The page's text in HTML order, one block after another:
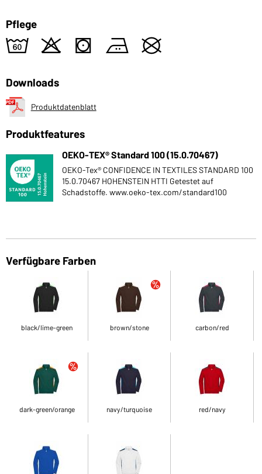
Pflege
4 o s b U
Downloads
Produktdatenblatt
Produktfeatures
OEKO-TEX® Standard 100 (15.0.70467)
OEKO-Tex® CONFIDENCE IN TEXTILES STANDARD 100
15.0.70467 HOHENSTEIN HTTI Getestet auf
Schadstoffe. www.oeko-tex.com/standard100
Verfügbare Farben
black/lime-green brown/stone carbon/red
dark-green/orange navy/turquoise red/navy